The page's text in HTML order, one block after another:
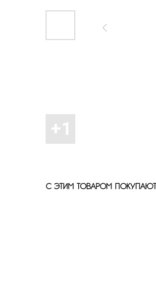
С ЭТИМ ТОВАРОМ ПОКУПАЮТ